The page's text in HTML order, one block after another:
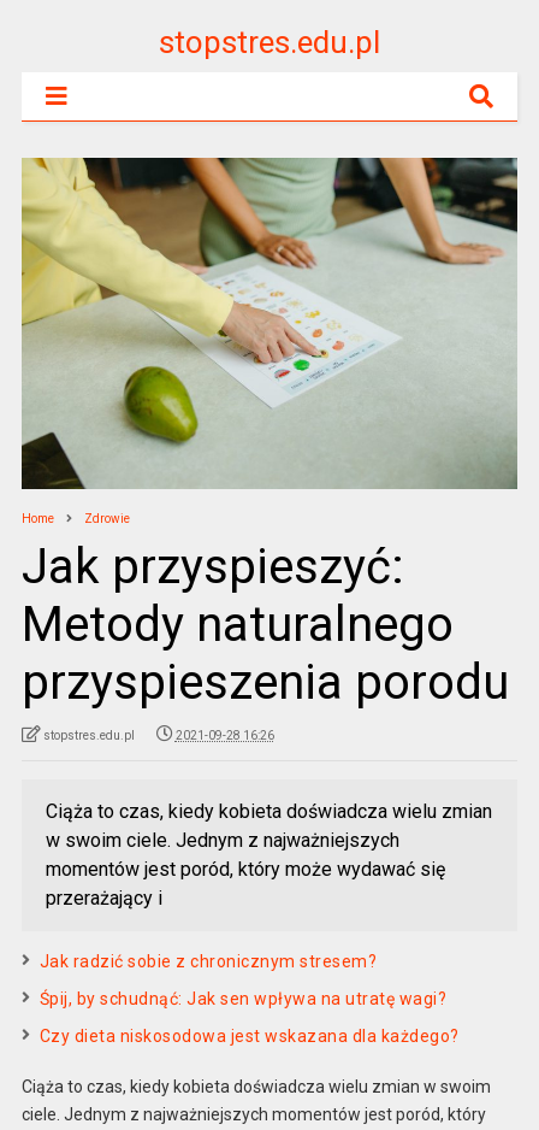
stopstres.edu.pl
Home Zdrowie
Jak przyspieszyć:
Metody naturalnego
przyspieszenia porodu
stopstres.edu.pl 2021-09-28 16:26
Ciąża to czas, kiedy kobieta doświadcza wielu zmian
w swoim ciele. Jednym z najważniejszych
momentów jest poród, który może wydawać się
przerażający i
Jak radzić sobie z chronicznym stresem?
Śpij, by schudnąć: Jak sen wpływa na utratę wagi?
Czy dieta niskosodowa jest wskazana dla każdego?
Ciąża to czas, kiedy kobieta doświadcza wielu zmian w swoim
ciele. Jednym z najważniejszych momentów jest poród, który